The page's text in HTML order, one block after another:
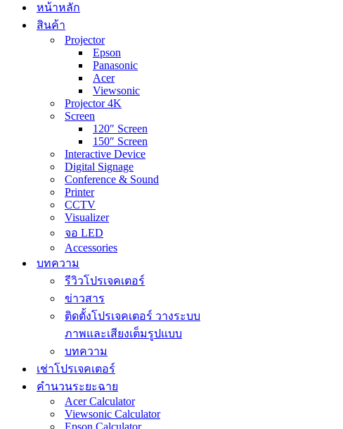
หน้าหลัก
สินค้า
Projector
Epson
Panasonic
Acer
Viewsonic
Projector 4K
Screen
120″ Screen
150″ Screen
Interactive Device
Digital Signage
Conference & Sound
Printer
CCTV
Visualizer
จอ LED
Accessories
บทความ
รีวิวโปรเจคเตอร์
ข่าวสาร
ติดตั้งโปรเจคเตอร์ วางระบบ
ภาพและเสียงเต็มรูปแบบ
บทความ
เช่าโปรเจคเตอร์
คำนวนระยะฉาย
Acer Calculator
Viewsonic Calculator
Epson Calculator